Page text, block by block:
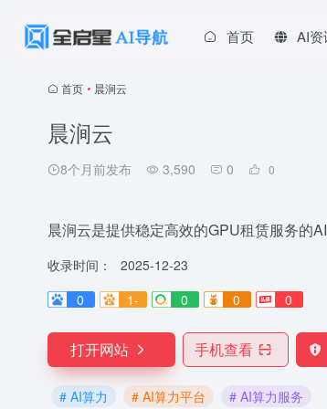
首页 AI资
首页 • 晨涧云
晨涧云
8个月前发布 3,590 0 0
晨涧云是提供稳定高效的GPU租赁服务的
收录时间：
2025-12-23
0
1- 0 0 0
打开网站 手机查看
# AI算力 # AI算力平台 # AI算力服务